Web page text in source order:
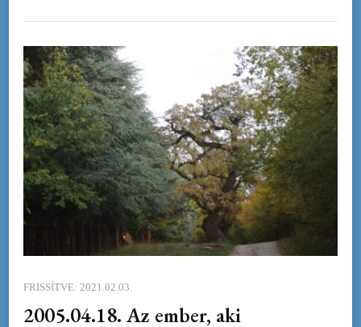
FRISSÍTVE: 2021.02.03.
2005.04.18. Az ember, aki